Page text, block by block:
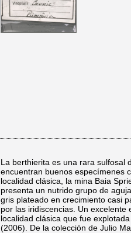
La berthierita es una rara sulfosal
encuentran buenos especímenes
localidad clásica, la mina Baia
presenta un nutrido grupo de
gris plateado en crecimiento casi
por las iridiscencias. Un
localidad clásica que fue
(2006). De la colección de Julio